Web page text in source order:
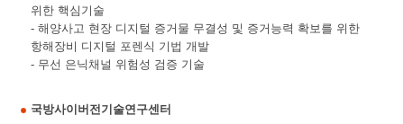
위한 핵심기술
- 해양사고 현장 디지털 증거물 무결성 및 증거능력 확보를 위한
항해장비 디지털 포렌식 기법 개발
- 무선 은닉채널 위험성 검증 기술
국방사이버전기술연구센터